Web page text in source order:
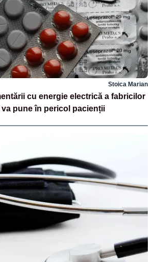
Stoica Marian
cu energie electrică a fabricilor
pune în pericol pacienții